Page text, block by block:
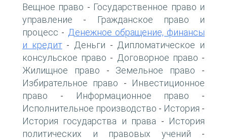
Вещное право - Государственное право и
управление -
Гражданское право и
процесс - Денежное обращение, финансы
и кредит- Деньги - Дипломатическое и
консульское право - Договорное право -
Жилищное право - Земельное право -
Избирательное право -
Инвестиционное
право - Информационное право -
Исполнительное производство - История -
История государства и права -
История
политических и правовых учений -